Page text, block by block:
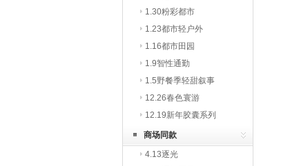
1.30粉彩都市
1.23都市轻户外
1.16都市田园
1.9智性通勤
1.5野餐季轻甜叙事
12.26春色寰游
12.19新年胶囊系列
商场同款
4.13逐光